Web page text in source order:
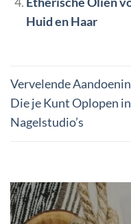
Huid en Haar
Vervelende
Die je Kunt Oplopen in
Nagelstudio’s